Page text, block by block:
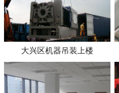
大兴区机器吊装上楼